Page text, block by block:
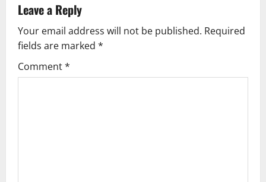
v
i
g
Leave a Reply
Your email address will not be published. Required
fields are marked *
Comment*